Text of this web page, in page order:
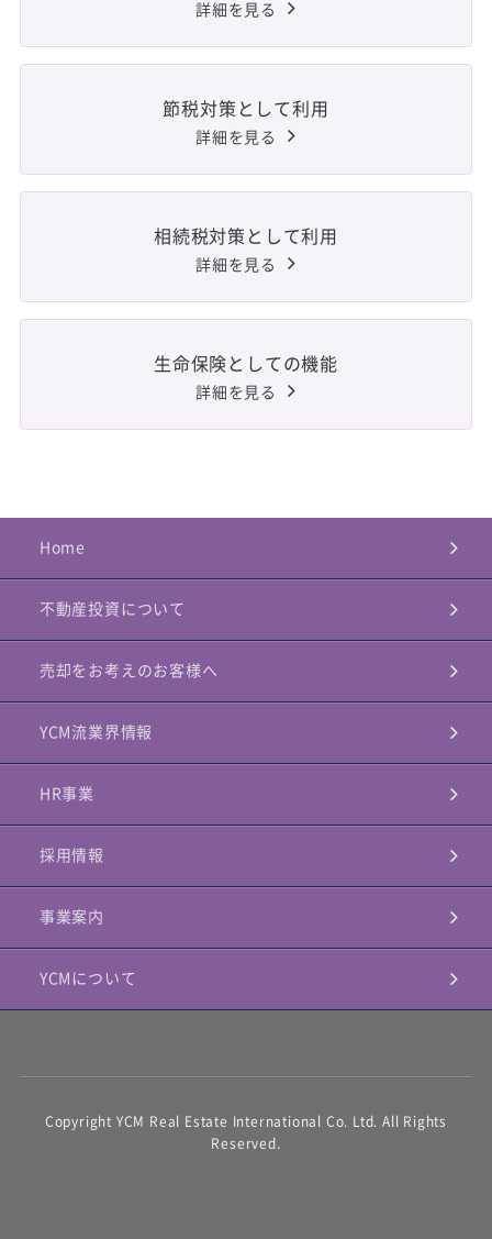
詳細を見る
節税対策として利用
詳細を見る
相続税対策として利用
詳細を見る
生命保険としての機能
詳細を見る
Home
不動産投資について
売却をお考えのお客様へ
YCM流業界情報
HR事業
採用情報
事業案内
YCMについて
Copyright YCM Real Estate International Co. Ltd. All Rights
Reserved.